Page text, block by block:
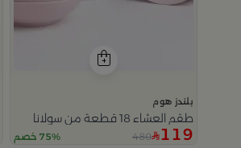
بلندز هوم
طقم العشاء 18 قطعة من سولانا
119
480 75% خصم